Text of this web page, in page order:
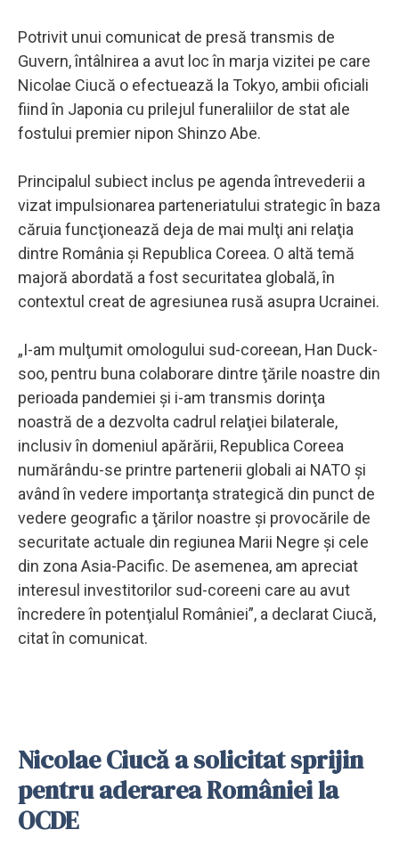
Potrivit unui comunicat de presă transmis de
Guvern, întâlnirea a avut loc în marja vizitei pe care
Nicolae Ciucă o efectuează la Tokyo, ambii oficiali
fiind în Japonia cu prilejul funeraliilor de stat ale
fostului premier nipon Shinzo Abe.
Principalul subiect inclus pe agenda întrevederii a
vizat impulsionarea parteneriatului strategic în baza
căruia funcţionează deja de mai mulţi ani relaţia
dintre România şi Republica Coreea. O altă temă
majoră abordată a fost securitatea globală, în
contextul creat de agresiunea rusă asupra Ucrainei.
„I-am mulţumit omologului sud-coreean, Han Duck-
soo, pentru buna colaborare dintre ţările noastre din
perioada pandemiei şi i-am transmis dorinţa
noastră de a dezvolta cadrul relaţiei bilaterale,
inclusiv în domeniul apărării, Republica Coreea
numărându-se printre partenerii globali ai NATO şi
având în vedere importanţa strategică din punct de
vedere geografic a ţărilor noastre şi provocările de
securitate actuale din regiunea Marii Negre şi cele
din zona Asia-Pacific. De asemenea, am apreciat
interesul investitorilor sud-coreeni care au avut
încredere în potenţialul României”, a declarat Ciucă,
citat în comunicat.
Nicolae Ciucă a solicitat sprijin
pentru aderarea României la
OCDE